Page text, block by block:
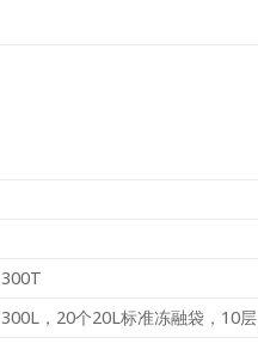
300T
300L，20个20L标准冻融袋，10层